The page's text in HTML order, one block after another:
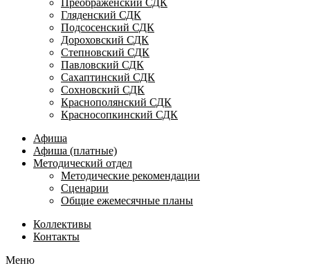
Преображенский СДК
Гляденский СДК
Подсосенский СДК
Дороховский СДК
Степновский СДК
Павловский СДК
Сахаптинский СДК
Сохновский СДК
Краснополянский СДК
Красносопкинский СДК
Афиша
Афиша (платные)
Методический отдел
Методические рекомендации
Сценарии
Общие ежемесячные планы
Коллективы
Контакты
Меню